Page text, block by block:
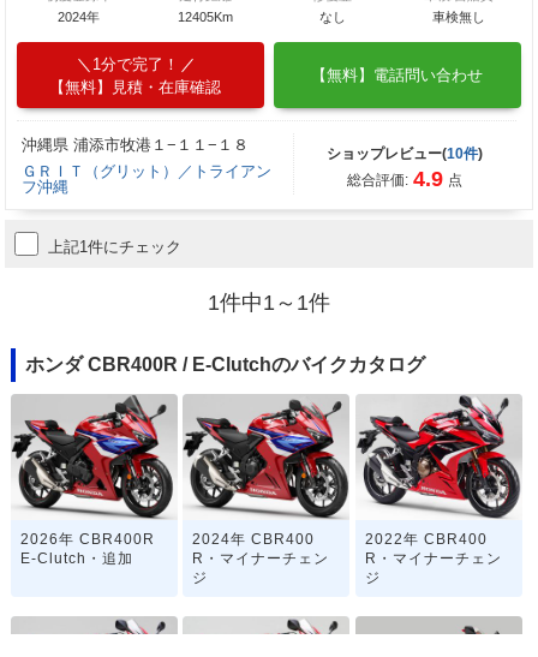
2024年
12405Km
なし
車検無し
1分で完了！
【無料】見積・在庫確認
【無料】電話問い合わせ
沖縄県 浦添市牧港１−１１−１８
ＧＲＩＴ（グリット）／トライアン
フ沖縄
ショップレビュー(10件)
総合評価: 4.9 点
上記1件にチェック
1件中1～1件
ホンダ CBR400R / E-Clutchのバイクカタログ
2026年 CBR400R
E-Clutch・追加
2024年 CBR400
R・マイナーチェン
ジ
2022年 CBR400
R・マイナーチェン
ジ